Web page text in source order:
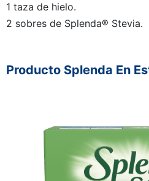
1 taza de hielo.
2 sobres de Splenda® Stevia.
Producto Splenda En